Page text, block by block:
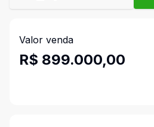
Valor venda
R$ 899.000,00